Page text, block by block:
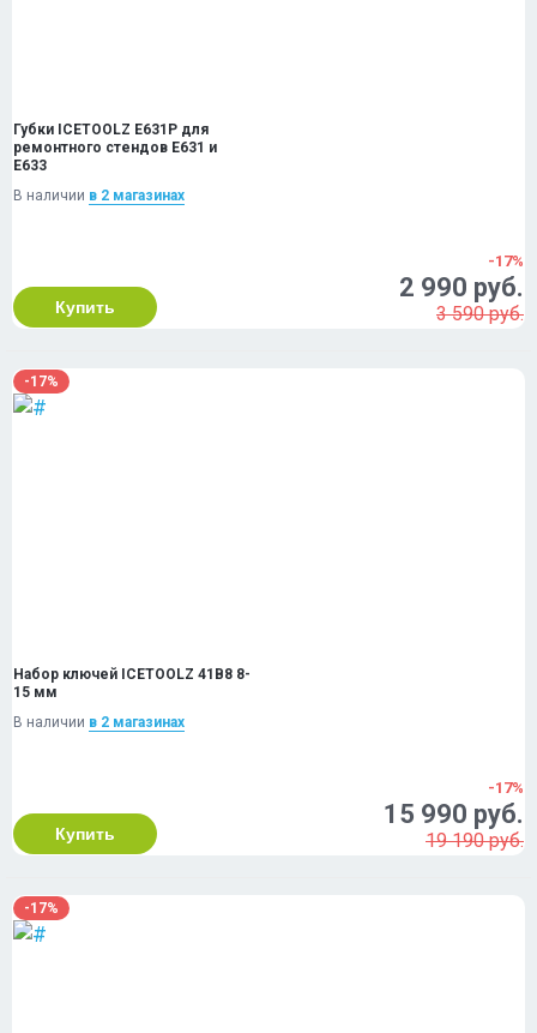
Губки ICETOOLZ E631P для
ремонтного стендов E631 и
E633
В наличии в 2 магазинах
Купить
-17%
2 990 руб.
3 590 руб.
-17%
Набор ключей ICETOOLZ 41B8 8-
15 мм
В наличии в 2 магазинах
Купить
-17%
15 990 руб.
19 190 руб.
-17%